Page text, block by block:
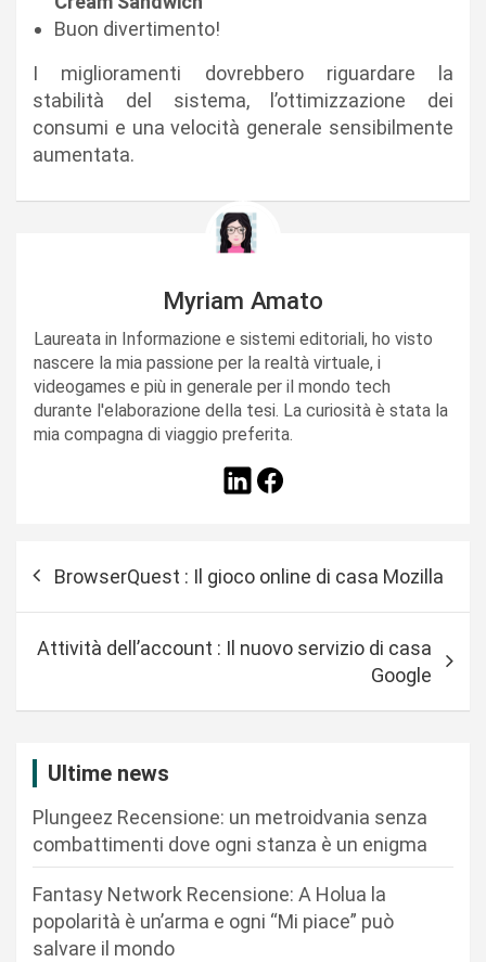
Buon divertimento!
I miglioramenti dovrebbero riguardare la
stabilità del sistema, l’ottimizzazione dei
consumi e una velocità generale sensibilmente
aumentata.
Myriam Amato
Laureata in Informazione e sistemi editoriali, ho visto
nascere la mia passione per la realtà virtuale, i
videogames e più in generale per il mondo tech
durante l'elaborazione della tesi. La curiosità è stata la
mia compagna di viaggio preferita.
BrowserQuest : Il gioco online di casa Mozilla
Attività dell’account : Il nuovo servizio di casa
Google
Ultime news
Plungeez Recensione: un metroidvania senza
combattimenti dove ogni stanza è un enigma
Fantasy Network Recensione: A Holua la
popolarità è un’arma e ogni “Mi piace” può
salvare il mondo